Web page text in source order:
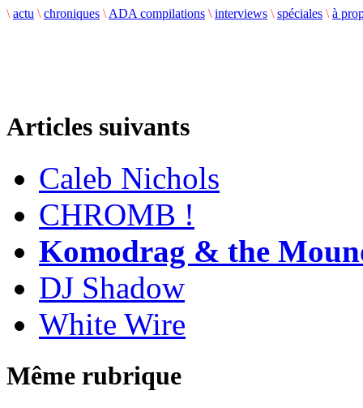
\ actu \ chroniques \ ADA compilations \ interviews \ spéciales \ à
Articles suivants
Caleb Nichols
CHROMB !
Komodrag & the
DJ Shadow
White Wire
Même rubrique